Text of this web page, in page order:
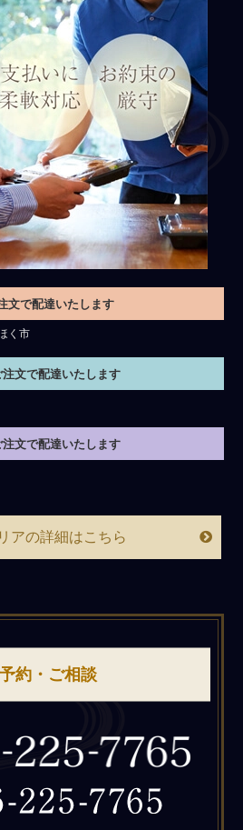
文で配達いたします
く市
文で配達いたします
文で配達いたします
アの詳細はこちら
約・ご相談